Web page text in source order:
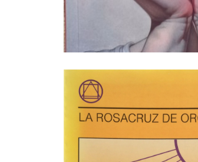
Productos relacionados